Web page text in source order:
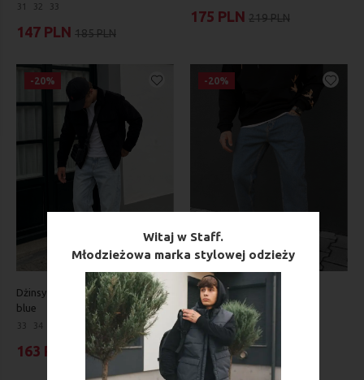
31 32 33
147 PLN 185 PLN
175 PLN 219 PLN
-20%
Dżinsy Staff 09 loose fit light
blue
33 34
163 PLN 204 PLN
-20%
Dżinsy Staff 2 blue regular
29 30 31 32 33
164 PLN 205 PLN
Witaj w Staff.
Młodzieżowa marka stylowej odzieży